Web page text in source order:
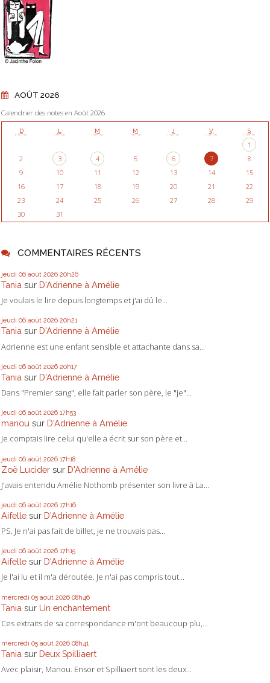
AOÛT 2026
Calendrier des notes en Août 2026
D L M M J V S
1
2
3 4 5 6 7
8
9
10 11 12 13 14
15
16
17 18 19 20 21
22
23
24 25 26 27 28
29
30
31
COMMENTAIRES RÉCENTS
jeudi 06 août 2026 20h26
Tania sur D'Adrienne à Amélie
Je voulais le lire depuis longtemps et j'ai dû le...
jeudi 06 août 2026 20h21
Tania sur D'Adrienne à Amélie
Adrienne est une enfant sensible et attachante dans sa...
jeudi 06 août 2026 20h17
Tania sur D'Adrienne à Amélie
Dans "Premier sang", elle fait parler son père, le "je"...
jeudi 06 août 2026 17h53
manou sur D'Adrienne à Amélie
Je comptais lire celui qu'elle a écrit sur son père et...
jeudi 06 août 2026 17h18
Zoë Lucider sur D'Adrienne à Amélie
J'avais entendu Amélie Nothomb présenter son livre à La...
jeudi 06 août 2026 17h16
Aifelle sur D'Adrienne à Amélie
PS. Je n'ai pas fait de billet, je ne trouvais pas...
jeudi 06 août 2026 17h15
Aifelle sur D'Adrienne à Amélie
Je l'ai lu et il m'a déroutée. Je n'ai pas compris tout...
mercredi 05 août 2026 08h46
Tania sur Un enchantement
Ces extraits de sa correspondance m'ont beaucoup plu,...
mercredi 05 août 2026 08h41
Tania sur Deux Spilliaert
Avec plaisir, Manou. Ensor et Spilliaert sont les deux...